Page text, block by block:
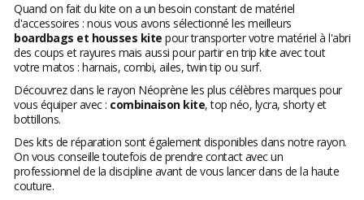
Quand on fait du kite on a un besoin constant de matériel
d'accessoires : nous vous avons sélectionné les meilleurs
boardbags et housses kite pour transporter votre matériel à l'abri
des coups et rayures mais aussi pour partir en trip kite avec tout
votre matos : harnais, combi, ailes, twin tip ou surf.
Découvrez dans le rayon Néoprène les plus célèbres marques pour
vous équiper avec : combinaison kite, top néo, lycra, shorty et
bottillons.
Des kits de réparation sont également disponibles dans notre rayon.
On vous conseille toutefois de prendre contact avec un
professionnel de la discipline avant de vous lancer dans de la haute
couture.